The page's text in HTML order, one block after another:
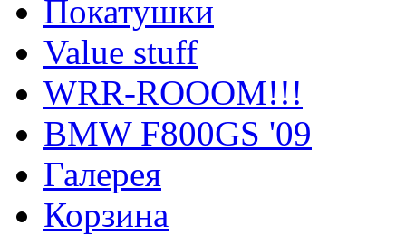
Покатушки
Value stuff
WRR-ROOOM!!!
BMW F800GS '09
Галерея
Корзина